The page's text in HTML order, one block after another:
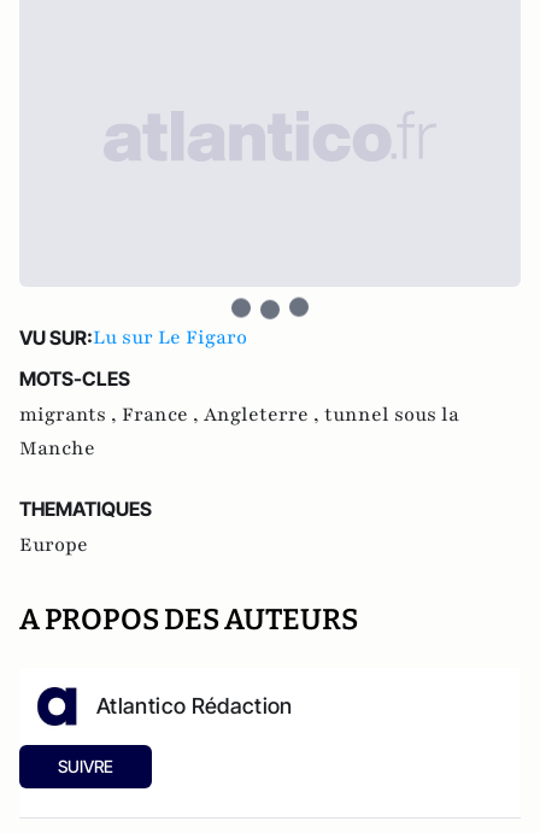
VU SUR:Lu sur Le Figaro
MOTS-CLES
migrants , France , Angleterre , tunnel sous la
Manche
THEMATIQUES
Europe
A PROPOS DES AUTEURS
Atlantico Rédaction
SUIVRE